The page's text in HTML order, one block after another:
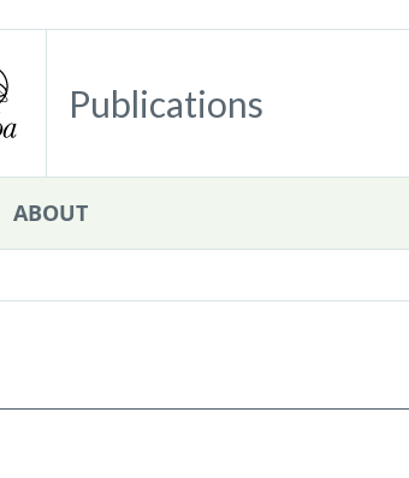
Publications
ABOUT